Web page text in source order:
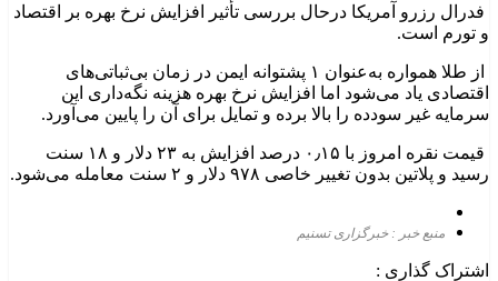
فدرال رزرو آمریکا درحال بررسی تأثیر افزایش نرخ بهره بر اقتصاد
و تورم است.
از طلا همواره به‌عنوان ۱ پشتوانه ایمن در زمان بی‌ثباتی‌های
اقتصادی یاد می‌شود اما افزایش نرخ بهره هزینه نگه‌داری این
سرمایه غیر سودده را بالا برده و تمایل برای آن را پایین می‌آورد.
قیمت نقره امروز با ۰٫۱۵ درصد افزایش به ۲۳ دلار و ۱۸ سنت
رسید و پلاتین بدون تغییر خاصی ۹۷۸ دلار و ۲ سنت معامله می‌شود.
منبع خبر : خبرگزاری تسنیم
اشتراک گذاری :